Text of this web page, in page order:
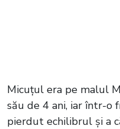
Micuțul era pe malul
său de 4 ani, iar într-o
pierdut echilibrul și a